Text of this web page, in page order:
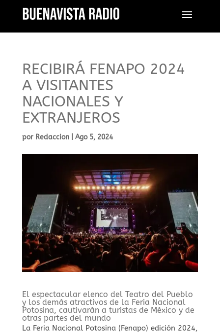
RECIBIRÁ FENAPO 2024
A VISITANTES
NACIONALES Y
EXTRANJEROS
por Redaccion| Ago 5, 2024
El espectacular elenco del Teatro del Pueblo
y los demás atractivos de la Feria Nacional
Potosina, cautivarán a turistas de México y de
otras partes del mundo
La Feria Nacional Potosina (Fenapo) edición 2024,